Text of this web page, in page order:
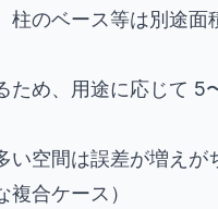
柱のベース等は別途面
ため、用途に応じて 5
い空間は誤差が増えが
合ケース）